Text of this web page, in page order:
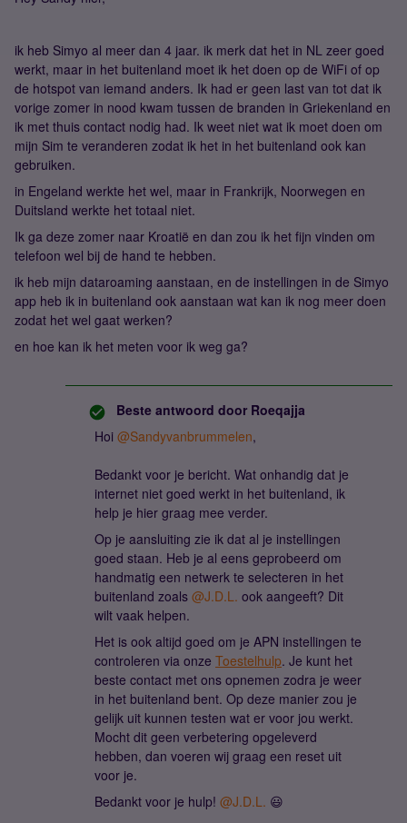
ik heb Simyo al meer dan 4 jaar. ik merk dat het in NL zeer goed
werkt, maar in het buitenland moet ik het doen op de WiFi of op
de hotspot van iemand anders. Ik had er geen last van tot dat ik
vorige zomer in nood kwam tussen de branden in Griekenland en
ik met thuis contact nodig had. Ik weet niet wat ik moet doen om
mijn Sim te veranderen zodat ik het in het buitenland ook kan
gebruiken.
in Engeland werkte het wel, maar in Frankrijk, Noorwegen en
Duitsland werkte het totaal niet.
Ik ga deze zomer naar Kroatië en dan zou ik het fijn vinden om
telefoon wel bij de hand te hebben.
ik heb mijn dataroaming aanstaan, en de instellingen in de Simyo
app heb ik in buitenland ook aanstaan wat kan ik nog meer doen
zodat het wel gaat werken?
en hoe kan ik het meten voor ik weg ga?
Beste antwoord door Roeqajja
Hoi @Sandyvanbrummelen,
Bedankt voor je bericht. Wat onhandig dat je
internet niet goed werkt in het buitenland, ik
help je hier graag mee verder.
Op je aansluiting zie ik dat al je instellingen
goed staan. Heb je al eens geprobeerd om
handmatig een netwerk te selecteren in het
buitenland zoals @J.D.L. ook aangeeft? Dit
wilt vaak helpen.
Het is ook altijd goed om je APN instellingen te
controleren via onze Toestelhulp. Je kunt het
beste contact met ons opnemen zodra je weer
in het buitenland bent. Op deze manier zou je
gelijk uit kunnen testen wat er voor jou werkt.
Mocht dit geen verbetering opgeleverd
hebben, dan voeren wij graag een reset uit
voor je.
Bedankt voor je hulp! @J.D.L. 😃